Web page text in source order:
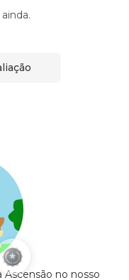
Ascensão no nosso